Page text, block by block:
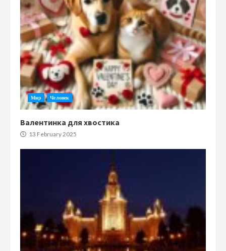
Мир Человек
Валентинка для хвостика
13 February 2025